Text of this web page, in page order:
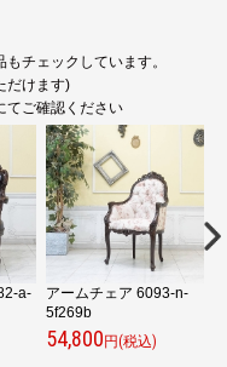
チェックしています。
だけます)
てご確認ください
a-
アームチェア 6093-n-
5f269b
54,800 円(税込)